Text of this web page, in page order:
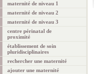
maternité de niveau 1
maternité de niveau 2
maternité de niveau 3
centre périnatal de
proximité
établissement de soin
pluridisciplinaires
rechercher une maternité
ajouter une maternité